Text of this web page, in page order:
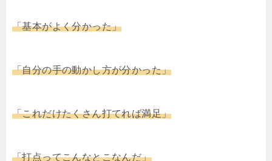
「基本がよく分かった」
「自分の手の動かし方が分かった」
「これだけたくさん打てれば満足」
「打点ってこんなとこなんだ」